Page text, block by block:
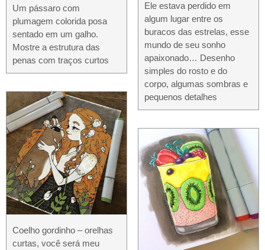
Um pássaro com
plumagem colorida posa
sentado em um galho.
Mostre a estrutura das
penas com traços curtos
Coelho gordinho – orelhas
curtas, você será meu
Ele estava perdido em
algum lugar entre os
buracos das estrelas, esse
mundo de seu sonho
apaixonado… Desenho
simples do rosto e do
corpo, algumas sombras e
pequenos detalhes